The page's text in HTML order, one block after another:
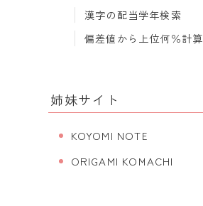
漢字の配当学年検索
偏差値から上位何％計算
姉妹サイト
KOYOMI NOTE
ORIGAMI KOMACHI